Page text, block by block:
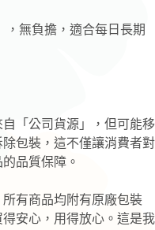
，無負擔，適合每日長期
「公司貨源」，但可能移
包裝，這不僅讓消費者對
品質保障。
有商品均附有原廠包裝
安心，用得放心。這是我